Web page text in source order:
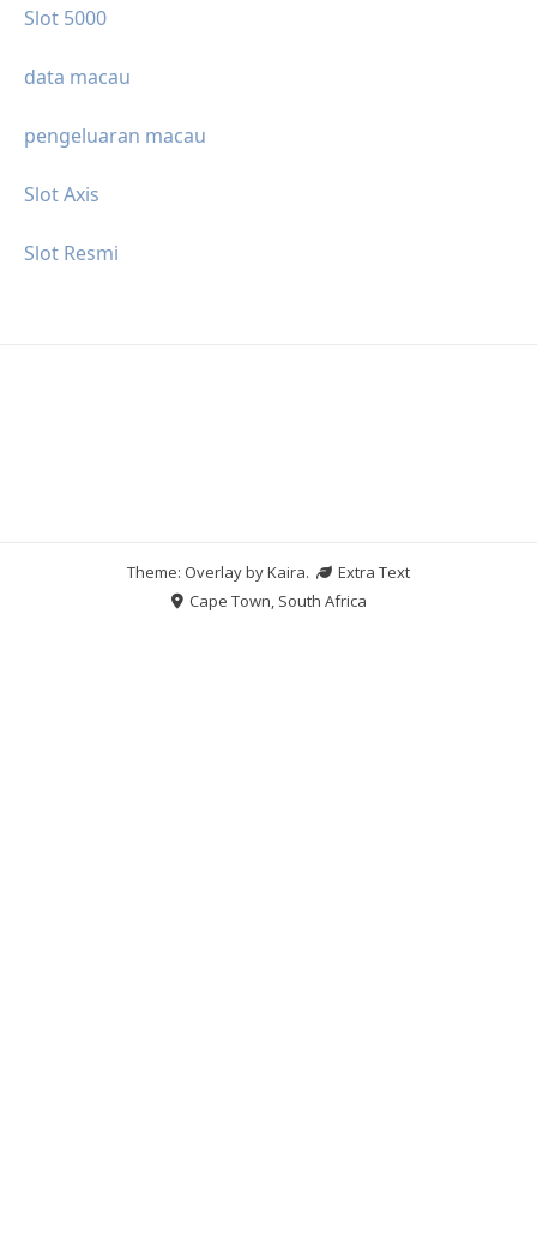
Slot 5000
data macau
pengeluaran macau
Slot Axis
Slot Resmi
Theme: Overlay byKaira.
Extra Text
Cape Town, South Africa